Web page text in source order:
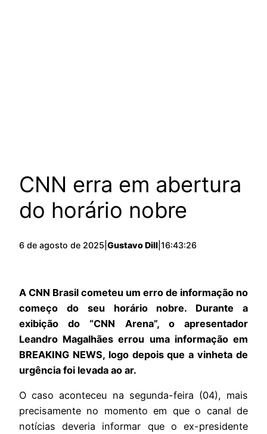
CNN erra em abertura
do horário nobre
6 de agosto de 2025 Gustavo Dill 16:43:26
A CNN Brasil cometeu um erro de informação no
começo do seu horário nobre. Durante a
exibição do “CNN Arena”, o apresentador
Leandro Magalhães errou uma informação em
BREAKING NEWS, logo depois que a vinheta de
urgência foi levada ao ar.
O caso aconteceu na segunda-feira (04), mais
precisamente no momento em que o canal de
notícias deveria informar que o ex-presidente